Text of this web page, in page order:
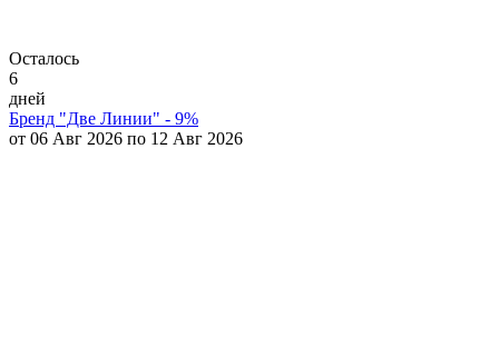
Осталось
6
дней
Бренд "Две Линии" - 9%
от 06 Авг 2026 по 12 Авг 2026